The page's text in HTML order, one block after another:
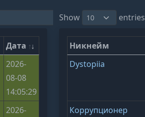
Дата
2026-
08-08
14:05:29
2026-
Show entries
Никнейм
Dystopiia
Коррупционер